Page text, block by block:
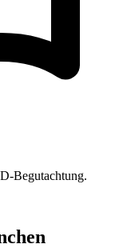
Begutachtung.